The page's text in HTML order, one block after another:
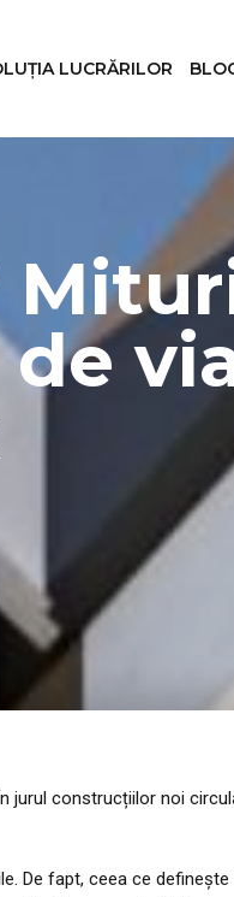
LUCRĂRILOR
jurul construcțiilor noi
De fapt, ceea ce